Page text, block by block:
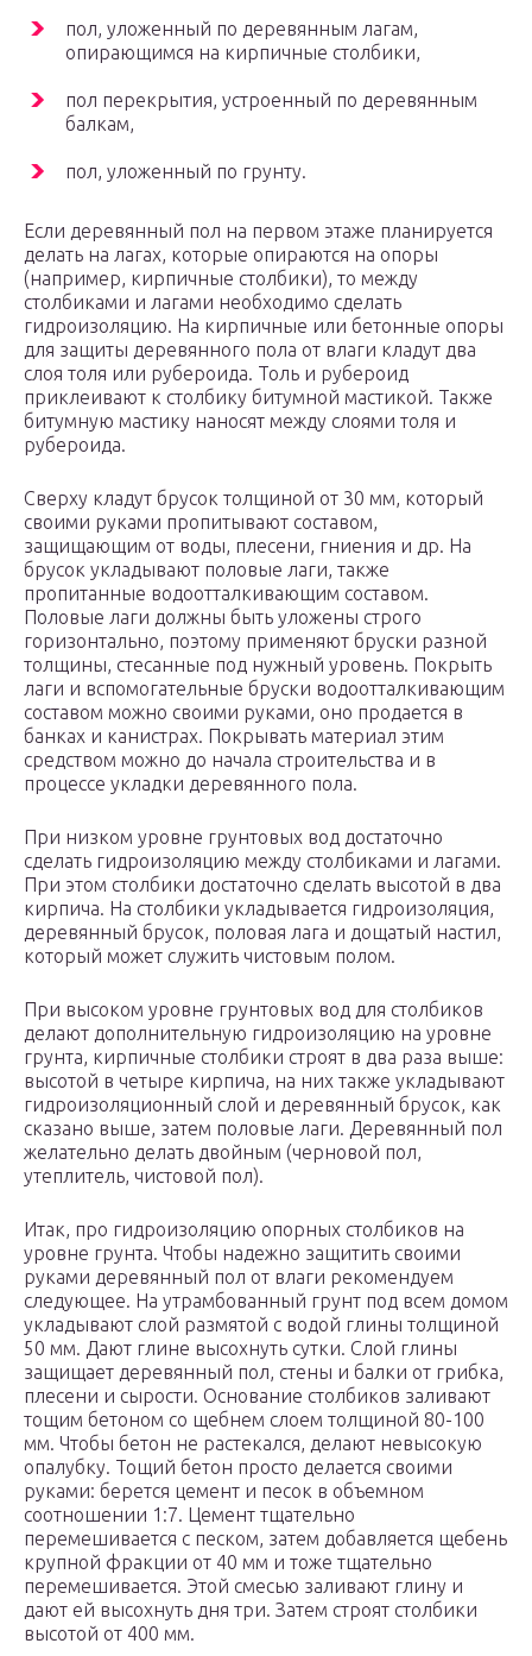
пол, уложенный по деревянным лагам,
опирающимся на кирпичные столбики,
пол перекрытия, устроенный по деревянным
балкам,
пол, уложенный по грунту.
Если деревянный пол на первом этаже планируется
делать на лагах, которые опираются на опоры
(например, кирпичные столбики), то между
столбиками и лагами необходимо сделать
гидроизоляцию. На кирпичные или бетонные опоры
для защиты деревянного пола от влаги кладут два
слоя толя или рубероида. Толь и рубероид
приклеивают к столбику битумной мастикой. Также
битумную мастику наносят между слоями толя и
рубероида.
Сверху кладут брусок толщиной от 30 мм, который
своими руками пропитывают составом,
защищающим от воды, плесени, гниения и др. На
брусок укладывают половые лаги, также
пропитанные водоотталкивающим составом.
Половые лаги должны быть уложены строго
горизонтально, поэтому применяют бруски разной
толщины, стесанные под нужный уровень. Покрыть
лаги и вспомогательные бруски водоотталкивающим
составом можно своими руками, оно продается в
банках и канистрах. Покрывать материал этим
средством можно до начала строительства и в
процессе укладки деревянного пола.
При низком уровне грунтовых вод достаточно
сделать гидроизоляцию между столбиками и лагами.
При этом столбики достаточно сделать высотой в два
кирпича. На столбики укладывается гидроизоляция,
деревянный брусок, половая лага и дощатый настил,
который может служить чистовым полом.
При высоком уровне грунтовых вод для столбиков
делают дополнительную гидроизоляцию на уровне
грунта, кирпичные столбики строят в два раза выше:
высотой в четыре кирпича, на них также укладывают
гидроизоляционный слой и деревянный брусок, как
сказано выше, затем половые лаги. Деревянный пол
желательно делать двойным (черновой пол,
утеплитель, чистовой пол).
Итак, про гидроизоляцию опорных столбиков на
уровне грунта. Чтобы надежно защитить своими
руками деревянный пол от влаги рекомендуем
следующее. На утрамбованный грунт под всем домом
укладывают слой размятой с водой глины толщиной
50 мм. Дают глине высохнуть сутки. Слой глины
защищает деревянный пол, стены и балки от грибка,
плесени и сырости. Основание столбиков заливают
тощим бетоном со щебнем слоем толщиной 80-100
мм. Чтобы бетон не растекался, делают невысокую
опалубку. Тощий бетон просто делается своими
руками: берется цемент и песок в объемном
соотношении 1:7. Цемент тщательно
перемешивается с песком, затем добавляется щебень
крупной фракции от 40 мм и тоже тщательно
перемешивается. Этой смесью заливают глину и
дают ей высохнуть дня три. Затем строят столбики
высотой от 400 мм.